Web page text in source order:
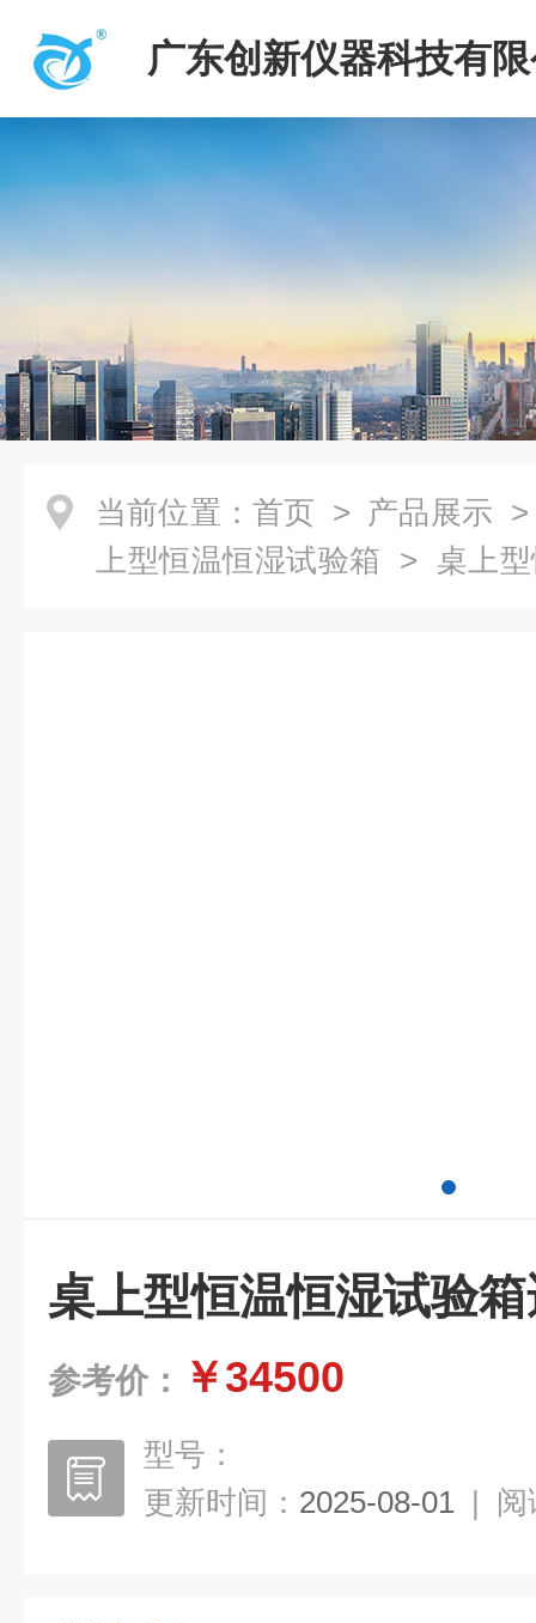
广东创新仪器科技有
当前位置： 首页 > 产品展示
上型恒温恒湿试验箱 > 桌上型
桌上型恒温恒湿试验
参考价： ￥34500
型号：
更新时间： 2025-08-01 | 阅